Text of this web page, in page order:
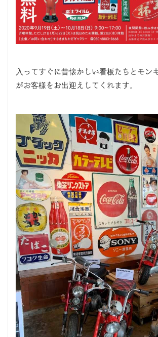
入ってすぐに昔懐かしい看板たちとモン
がお客様をお出迎えしてくれます。